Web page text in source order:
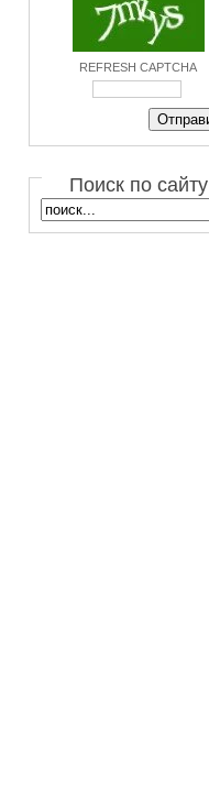
REFRESH CAPTCHA
Поиск по сайту